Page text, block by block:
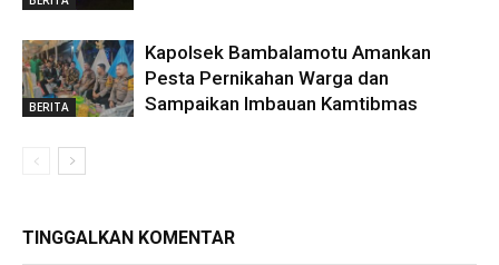
BERITA
Kapolsek Bambalamotu Amankan
Pesta Pernikahan Warga dan
Sampaikan Imbauan Kamtibmas
TINGGALKAN KOMENTAR